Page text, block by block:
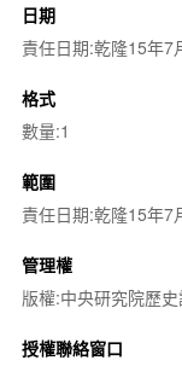
日期
責任日期:乾隆15年7
格式
數量:1
範圍
責任日期:乾隆15年7
管理權
版權:中央研究院歷
授權聯絡窗口